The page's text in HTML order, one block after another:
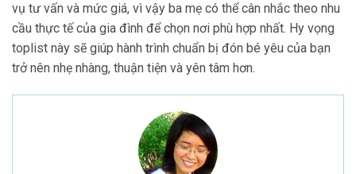
vụ tư vấn và mức giá, vì vậy ba mẹ có thể cân nhắc theo nhu
cầu thực tế của gia đình để chọn nơi phù hợp nhất. Hy vọng
toplist này sẽ giúp hành trình chuẩn bị đón bé yêu của bạn
trở nên nhẹ nhàng, thuận tiện và yên tâm hơn.